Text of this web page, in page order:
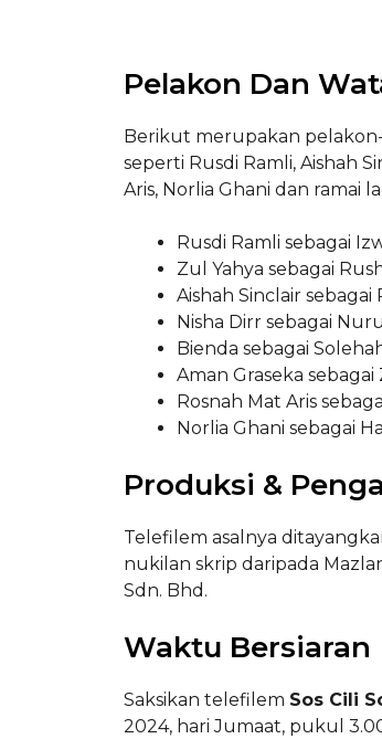
Pelakon Dan
Berikut merupakan pelakon-
seperti Rusdi Ramli, Aishah
Aris, Norlia Ghani dan ramai
Rusdi Ramli sebagai
Zul Yahya sebagai
Aishah Sinclair sebagai
Nisha Dirr sebagai Nurul
Bienda sebagai
Aman Graseka sebagai
Rosnah Mat Aris
Norlia Ghani sebagai
Produksi &
Telefilem asalnya
nukilan skrip daripada
Sdn. Bhd.
Waktu Bersiaran
Saksikan telefilem Sos Cili
2024, hari Jumaat, pukul